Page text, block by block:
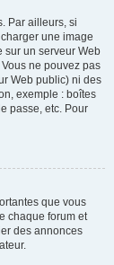
Par ailleurs, si
une image
sur un serveur Web
ne pouvez pas
Web public) ni des
exemple : boîtes
passe, etc. Pour
que vous
chaque forum et
des annonces